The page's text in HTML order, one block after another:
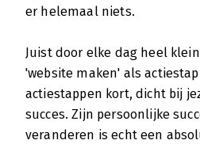
er helemaal niets.
Juist door elke dag heel
'website maken' als
actiestappen kort, dicht bij
succes. Zijn persoonlijke
veranderen is echt een